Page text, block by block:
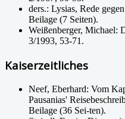
ders.: Lysias, Rede
Beilage (7 Seiten).
Weißenberger, Michael:
3/1993, 53-71.
Kaiserzeitliches
Neef, Eberhard: Vom
Pausanias'
Beilage (36 Sei-ten).